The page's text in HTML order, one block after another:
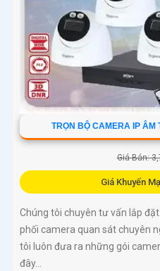
TRỌN BỘ CAMERA IP ÂM
Giá Bán:
Giá Khuyến
Chúng tôi chuyên tư vấn lắp
phối camera quan sát chuyên
tôi luôn đưa ra những gói
đây...